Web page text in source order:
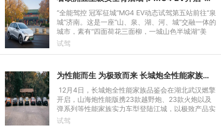
“全能驾控 冠军征城”MG4 EV动态试驾第五站前往“泉
城”济南。这是一座“山、泉、湖、河、城”交融一体的
城市，素有“四面荷花三面柳，一城山色半城湖”美
誉，自然风光与人文格调演绎出万种风情。第五站亦
试驾
为性能而生 为极致而来 长城炮全性能家族品鉴会武汉站燃擎开启
12月4日，长城炮全性能家族品鉴会在湖北武汉燃擎
开启，山海炮性能版携23款越野炮、23款火炮以及
弹系列等性能家族实力车型登陆江城，以极致产品实
力，为与会媒体带来全方位的硬核越野体验。
试驾